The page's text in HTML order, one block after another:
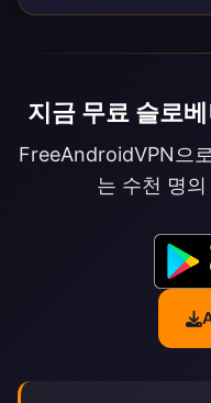
지금 무료 슬로
FreeAndroidVPN으
는 수천 명